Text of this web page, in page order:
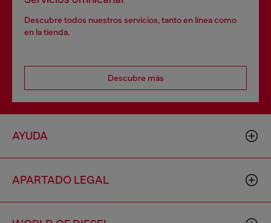
Descubre todos nuestros servicios, tanto en línea como
en la tienda.
Descubre más
AYUDA
APARTADO LEGAL